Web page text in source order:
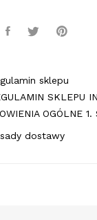
sklepu
SKLEPU
OGÓLNE
dostawy